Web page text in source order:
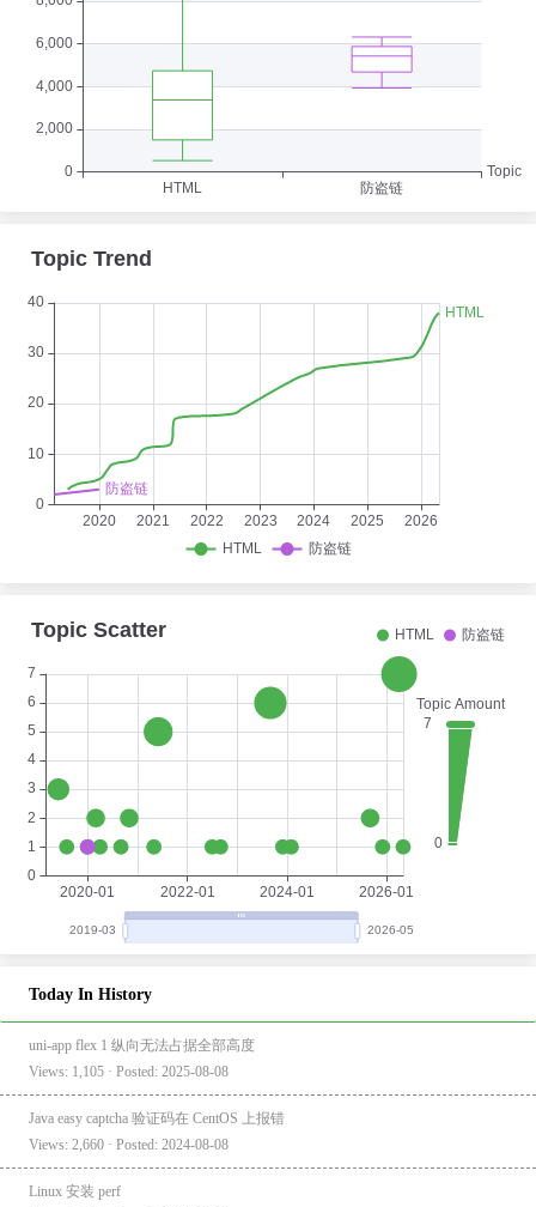
Today In History
uni-app flex 1 纵向无法占据全部高度
Views: 1,105 · Posted: 2025-08-08
Java easy captcha 验证码在 CentOS 上报错
Views: 2,660 · Posted: 2024-08-08
Linux 安装 perf